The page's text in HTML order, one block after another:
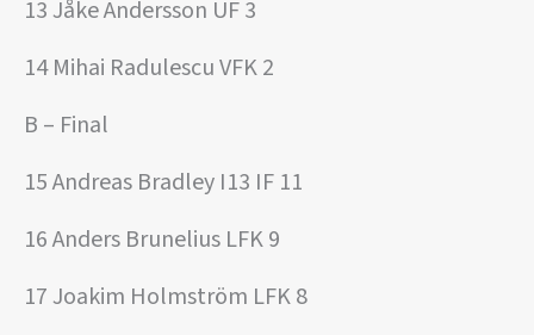
13 Jåke Andersson UF 3
14 Mihai Radulescu VFK 2
B – Final
15 Andreas Bradley I13 IF 11
16 Anders Brunelius LFK 9
17 Joakim Holmström LFK 8